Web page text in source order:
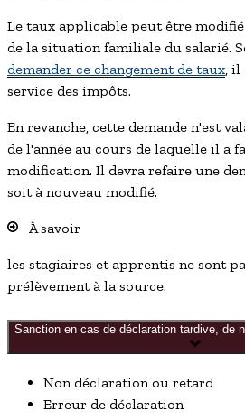
Le taux applicable peut être modifié
de la situation familiale du salarié.
demander ce changement de taux, il
service des impôts.
En revanche, cette demande n'est
de l'année au cours de laquelle il a
modification. Il devra refaire une
soit à nouveau modifié.
À savoir
les stagiaires et apprentis ne sont
prélèvement à la source.
Sanction en cas de déclaration tardive, de
Non déclaration ou retard
Erreur de déclaration